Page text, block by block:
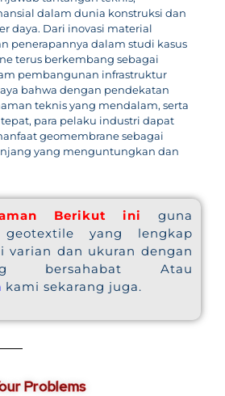
dalam dunia konstruksi dan
daya. Dari inovasi material
penerapannya dalam studi kasus
terus berkembang sebagai
pembangunan infrastruktur
bahwa dengan pendekatan
teknis yang mendalam, serta
para pelaku industri dapat
geomembrane sebagai
yang menguntungkan dan
Berikut ini
guna
geotextile yang lengkap
varian dan ukuran dengan
bersahabat Atau
kami sekarang juga.
Problems